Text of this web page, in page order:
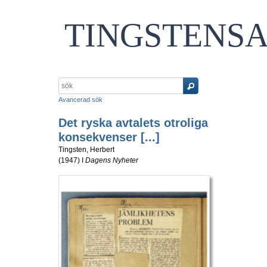
Avancerad sök
Det ryska avtalets otroliga
konsekvenser [...]
Tingsten, Herbert
(1947) I Dagens Nyheter